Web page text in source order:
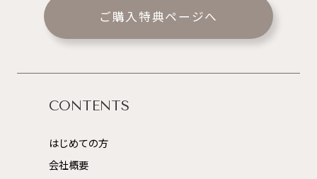
ご購入特典ページへ
CONTENTS
はじめての方
会社概要